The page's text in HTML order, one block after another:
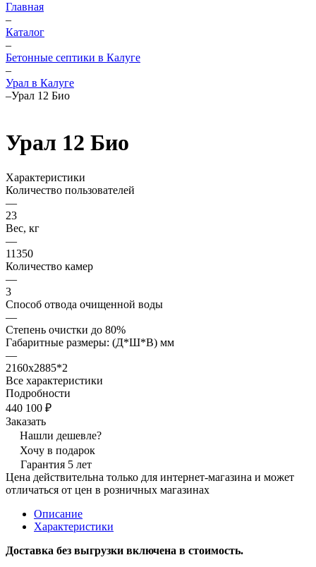
Главная
–
Каталог
–
Бетонные септики в Калуге
–
Урал в Калуге
–Урал 12 Био
Урал 12 Био
Характеристики
Количество пользователей
—
23
Вес, кг
—
11350
Количество камер
—
3
Способ отвода очищенной воды
—
Степень очистки до 80%
Габаритные размеры: (Д*Ш*В) мм
—
2160х2885*2
Все характеристики
Подробности
440 100 ₽
Заказать
Нашли дешевле?
Хочу в подарок
Гарантия 5 лет
Цена действительна только для интернет-магазина и может
отличаться от цен в розничных магазинах
Описание
Характеристики
Доставка без выгрузки включена в стоимость.